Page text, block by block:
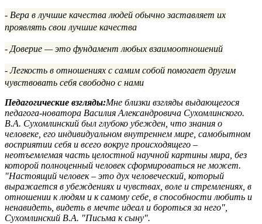
- Вера в лучшие качества людей обычно заставляет их
проявлять свои лучшие качества
- Доверие — это фундамент любых взаимоотношений
- Легкость в отношениях с самим собой помогает другим
чувствовать себя свободно с нами
Педагогические взгляды:Мне близки взгляды выдающегося
педагога-новатора Василия Александровича Сухомлинского.
В.А. Сухомлинский был глубоко убежден, что знания о
человеке, его индивидуальном внутреннем мире, самобытном
восприятии себя и всего вокруг происходящего –
неотъемлемая часть целостной научной картины мира, без
которой полноценный человек сформироваться не может.
"Настоящий человек – это дух человеческий, который
выражается в убеждениях и чувствах, воле и стремлениях, в
отношении к людям и к самому себе, в способности любить и
ненавидеть, видеть в мечте идеал и бороться за него",
Сухомлинский В.А. "Письма к сыну".